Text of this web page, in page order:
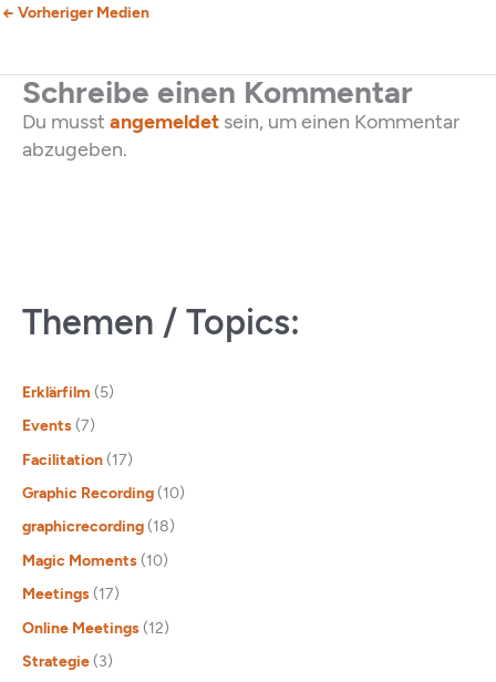
← Vorheriger Medien
Schreibe einen Kommentar
Du musst angemeldet sein, um einen Kommentar
abzugeben.
Themen / Topics:
Erklärfilm (5)
Events (7)
Facilitation (17)
Graphic Recording (10)
graphicrecording (18)
Magic Moments (10)
Meetings (17)
Online Meetings (12)
Strategie (3)